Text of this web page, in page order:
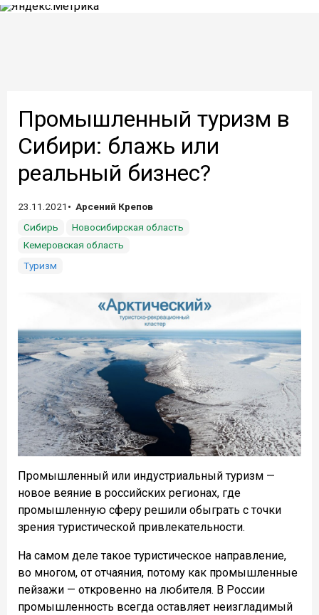
Промышленный туризм в
Сибири: блажь или
реальный бизнес?
23.11.2021
Арсений Крепов
Сибирь
Новосибирская область
Кемеровская область
Туризм
Промышленный или индустриальный туризм —
новое веяние в российских регионах, где
промышленную сферу решили обыграть с точки
зрения туристической привлекательности.
На самом деле такое туристическое направление,
во многом, от отчаяния, потому как промышленные
пейзажи — откровенно на любителя. В России
промышленность всегда оставляет неизгладимый